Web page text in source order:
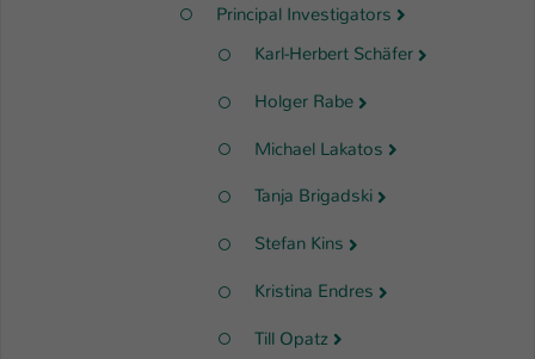
Principal Investigators
Karl-Herbert Schäfer
Holger Rabe
Michael Lakatos
Tanja Brigadski
Stefan Kins
Kristina Endres
Till Opatz